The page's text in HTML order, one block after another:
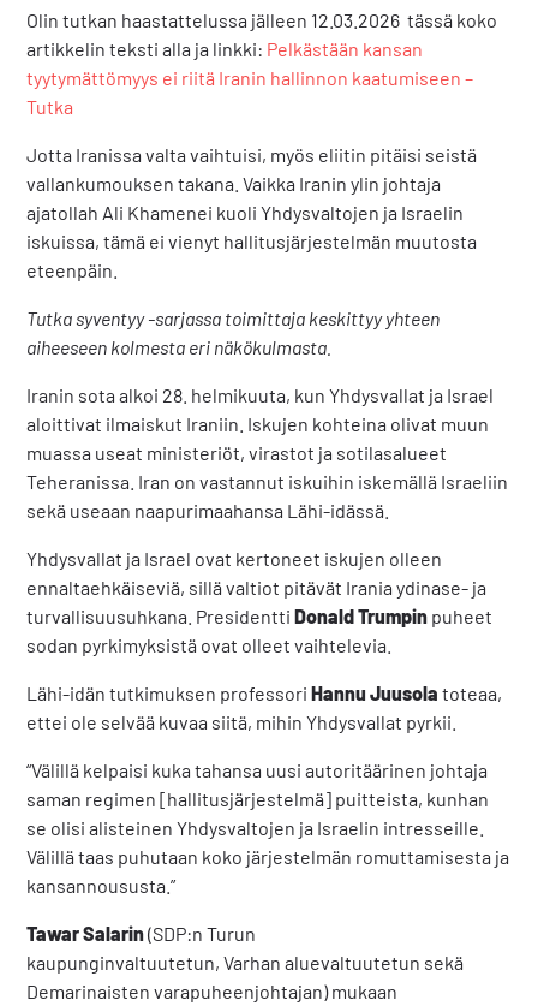
Olin tutkan haastattelussa jälleen 12.03.2026 tässä koko
artikkelin teksti alla ja linkki: Pelkästään kansan
tyytymättömyys ei riitä Iranin hallinnon kaatumiseen –
Tutka
Jotta Iranissa valta vaihtuisi, myös eliitin pitäisi seistä
vallankumouksen takana. Vaikka Iranin ylin johtaja
ajatollah Ali Khamenei kuoli Yhdysvaltojen ja Israelin
iskuissa, tämä ei vienyt hallitusjärjestelmän muutosta
eteenpäin.
Tutka syventyy -sarjassa toimittaja keskittyy yhteen
aiheeseen kolmesta eri näkökulmasta.
Iranin sota alkoi 28. helmikuuta, kun Yhdysvallat ja Israel
aloittivat ilmaiskut Iraniin. Iskujen kohteina olivat muun
muassa useat ministeriöt, virastot ja sotilasalueet
Teheranissa. Iran on vastannut iskuihin iskemällä Israeliin
sekä useaan naapurimaahansa Lähi-idässä.
Yhdysvallat ja Israel ovat kertoneet iskujen olleen
ennaltaehkäiseviä, sillä valtiot pitävät Irania ydinase- ja
turvallisuusuhkana. PresidenttiDonald Trumpin puheet
sodan pyrkimyksistä ovat olleet vaihtelevia.
Lähi-idän tutkimuksen professori Hannu Juusola toteaa,
ettei ole selvää kuvaa siitä, mihin Yhdysvallat pyrkii.
“Välillä kelpaisi kuka tahansa uusi autoritäärinen johtaja
saman regimen [hallitusjärjestelmä] puitteista, kunhan
se olisi alisteinen Yhdysvaltojen ja Israelin intresseille.
Välillä taas puhutaan koko järjestelmän romuttamisesta ja
kansannoususta.”
Tawar Salarin(SDP:n Turun
kaupunginvaltuutetun, Varhan aluevaltuutetun sekä
Demarinaisten varapuheenjohtajan) mukaan